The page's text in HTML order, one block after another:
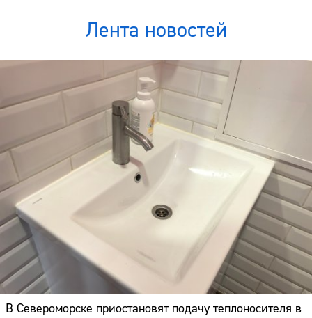
Лента новостей
В Североморске приостановят подачу теплоносителя в